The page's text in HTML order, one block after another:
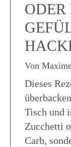
ODER
Von
Dieses
Tisch und
Zucchetti
Carb,